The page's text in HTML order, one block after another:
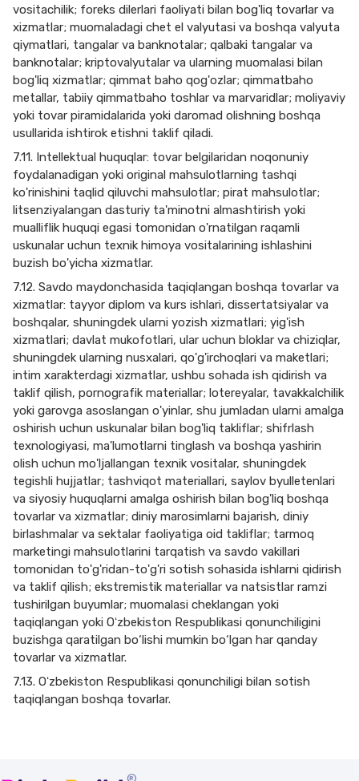
vositachilik; foreks dilerlari faoliyati bilan bog'liq tovarlar va
xizmatlar; muomaladagi chet el valyutasi va boshqa valyuta
qiymatlari, tangalar va banknotalar; qalbaki tangalar va
banknotalar; kriptovalyutalar va ularning muomalasi bilan
bog'liq xizmatlar; qimmat baho qog'ozlar; qimmatbaho
metallar, tabiiy qimmatbaho toshlar va marvaridlar; moliyaviy
yoki tovar piramidalarida yoki daromad olishning boshqa
usullarida ishtirok etishni taklif qiladi.
7.11. Intellektual huquqlar: tovar belgilaridan noqonuniy
foydalanadigan yoki original mahsulotlarning tashqi
ko'rinishini taqlid qiluvchi mahsulotlar; pirat mahsulotlar;
litsenziyalangan dasturiy ta'minotni almashtirish yoki
mualliflik huquqi egasi tomonidan o'rnatilgan raqamli
uskunalar uchun texnik himoya vositalarining ishlashini
buzish bo'yicha xizmatlar.
7.12. Savdo maydonchasida taqiqlangan boshqa tovarlar va
xizmatlar: tayyor diplom va kurs ishlari, dissertatsiyalar va
boshqalar, shuningdek ularni yozish xizmatlari; yig'ish
xizmatlari; davlat mukofotlari, ular uchun bloklar va chiziqlar,
shuningdek ularning nusxalari, qo'g'irchoqlari va maketlari;
intim xarakterdagi xizmatlar, ushbu sohada ish qidirish va
taklif qilish, pornografik materiallar; lotereyalar, tavakkalchilik
yoki garovga asoslangan o'yinlar, shu jumladan ularni amalga
oshirish uchun uskunalar bilan bog'liq takliflar; shifrlash
texnologiyasi, ma'lumotlarni tinglash va boshqa yashirin
olish uchun mo'ljallangan texnik vositalar, shuningdek
tegishli hujjatlar; tashviqot materiallari, saylov byulletenlari
va siyosiy huquqlarni amalga oshirish bilan bog'liq boshqa
tovarlar va xizmatlar; diniy marosimlarni bajarish, diniy
birlashmalar va sektalar faoliyatiga oid takliflar; tarmoq
marketingi mahsulotlarini tarqatish va savdo vakillari
tomonidan to'g'ridan-to'g'ri sotish sohasida ishlarni qidirish
va taklif qilish; ekstremistik materiallar va natsistlar ramzi
tushirilgan buyumlar; muomalasi cheklangan yoki
taqiqlangan yoki Oʻzbekiston Respublikasi qonunchiligini
buzishga qaratilgan bo‘lishi mumkin bo‘lgan har qanday
tovarlar va xizmatlar.
7.13. Oʻzbekiston Respublikasi qonunchiligi bilan sotish
taqiqlangan boshqa tovarlar.